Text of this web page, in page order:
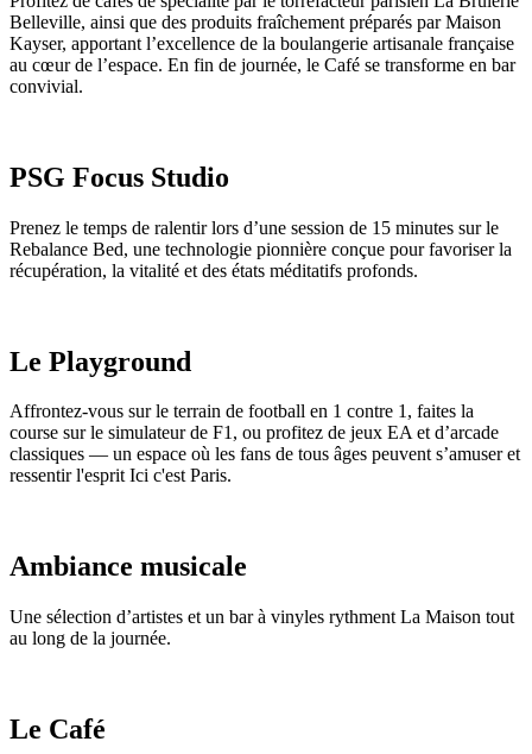
Belleville, ainsi que des produits fraîchement préparés par Maison
Kayser, apportant l’excellence de la boulangerie artisanale française
au cœur de l’espace. En fin de journée, le Café se transforme en bar
convivial.
PSG Focus Studio
Prenez le temps de ralentir lors d’une session de 15 minutes sur le
Rebalance Bed, une technologie pionnière conçue pour favoriser la
récupération, la vitalité et des états méditatifs profonds.
Le Playground
Affrontez-vous sur le terrain de football en 1 contre 1, faites la
course sur le simulateur de F1, ou profitez de jeux EA et d’arcade
classiques — un espace où les fans de tous âges peuvent s’amuser et
ressentir l'esprit Ici c'est Paris.
Ambiance musicale
Une sélection d’artistes et un bar à vinyles rythment La Maison tout
au long de la journée.
Le Café